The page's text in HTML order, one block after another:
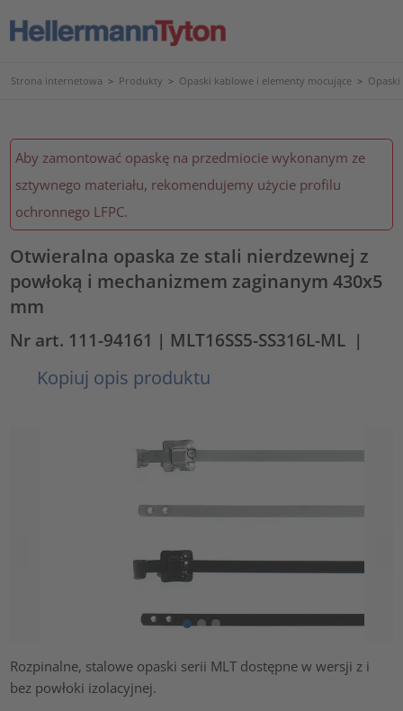
Strona internetowa > Produkty > Opaski kablowe i elementy mocujące >
Aby zamontować opaskę na przedmiocie wykonanym ze
sztywnego materiału, rekomendujemy użycie profilu
ochronnego LFPC.
Otwieralna opaska ze stali nierdzewnej z
powłoką i mechanizmem zaginanym 430x5
mm
Nr art. 111-94161 | MLT16SS5-SS316L-ML |
Kopiuj opis produktu
Rozpinalne, stalowe opaski serii MLT dostępne w wersji z i
bez powłoki izolacyjnej.